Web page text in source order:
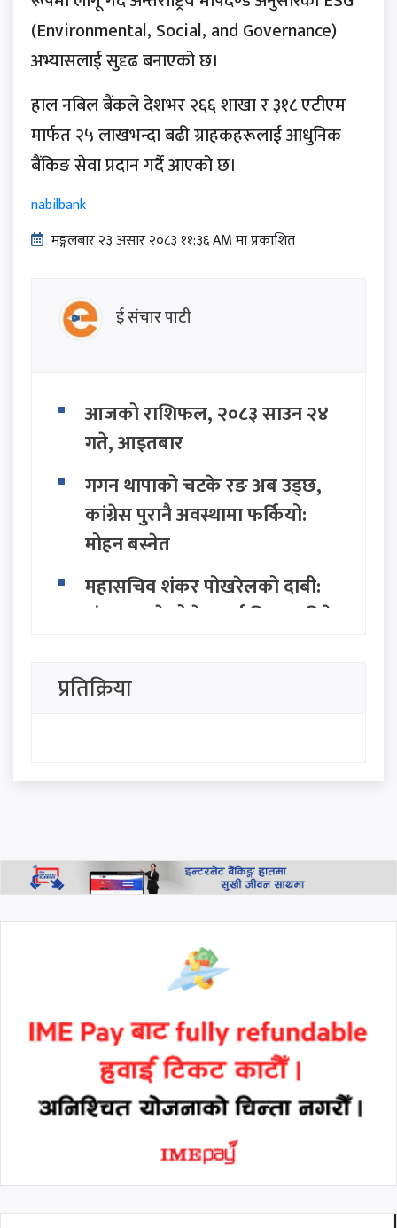
(Environmental, Social, and Governance)
अभ्यासलाई सुदृढ बनाएको छ।
हाल नबिल बैंकले देशभर २६६ शाखा र ३१८ एटीएम
मार्फत २५ लाखभन्दा बढी ग्राहकहरूलाई आधुनिक
बैंकिङ सेवा प्रदान गर्दै आएको छ।
nabilbank
मङ्गलबार २३ असार २०८३ ११:३६ AM मा प्रकाशित
ई संचार पाटी
आजको राशिफल, २०८३ साउन २४
गते, आइतबार
गगन थापाको चटके रङ अब उड्छ,
कांग्रेस पुरानै अवस्थामा फर्कियो:
मोहन बस्नेत
महासचिव शंकर पोखरेलको दाबी:
संकटमा परेको देशलाई निकास दिने
सत्ता राजनीतिमा नयाँ तरंग: २८ बुँदे
सिंहदरबार र बालुवाटारलाई रास्वपा
धेरै टाढा हुने छैनन्"
प्रतिक्रिया